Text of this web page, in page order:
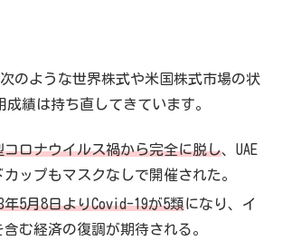
のような世界株式や米国株式市場の状
成績は持ち直してきています。
コロナウイルス禍から完全に脱し、UAE
ップもマスクなしで開催された。
年5月8日よりCovid-19が5類になり、イ
む経済の復調が期待される。